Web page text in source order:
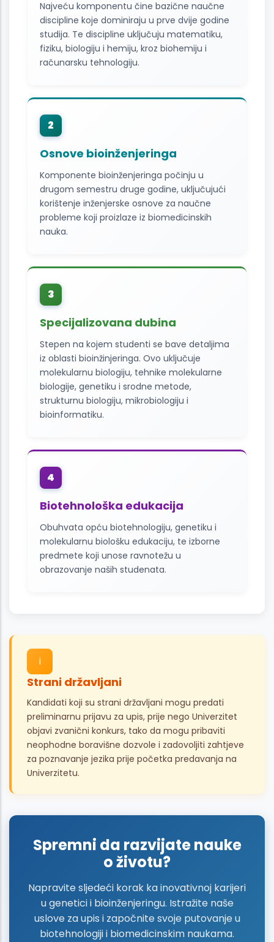
Najveću komponentu čine bazične naučne
discipline koje dominiraju u prve dvije godine
studija. Te discipline uključuju matematiku,
fiziku, biologiju i hemiju, kroz biohemiju i
računarsku tehnologiju.
2
Osnove bioinženjeringa
Komponente bioinženjeringa počinju u
drugom semestru druge godine, uključujući
korištenje inženjerske osnove za naučne
probleme koji proizlaze iz biomedicinskih
nauka.
3
Specijalizovana dubina
Stepen na kojem studenti se bave detaljima
iz oblasti bioinžinjeringa. Ovo uključuje
molekularnu biologiju, tehnike molekularne
biologije, genetiku i srodne metode,
strukturnu biologiju, mikrobiologiju i
bioinformatiku.
4
Biotehnološka edukacija
Obuhvata opću biotehnologiju, genetiku i
molekularnu biološku edukaciju, te izborne
predmete koji unose ravnotežu u
obrazovanje naših studenata.
i
Strani državljani
Kandidati koji su strani državljani mogu predati
preliminarnu prijavu za upis, prije nego Univerzitet
objavi zvanični konkurs, tako da mogu pribaviti
neophodne boravišne dozvole i zadovoljiti zahtjeve
za poznavanje jezika prije početka predavanja na
Univerzitetu.
Spremni da razvijate nauke
o životu?
Napravite sljedeći korak ka inovativnoj karijeri
u genetici i bioinženjeringu. Istražite naše
uslove za upis i započnite svoje putovanje u
biotehnologiji i biomedicinskim naukama.